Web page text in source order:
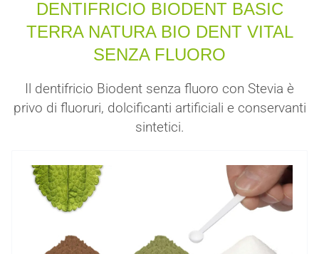
DENTIFRICIO BIODENT BASIC
TERRA NATURA BIO DENT VITAL
SENZA FLUORO
Il dentifricio Biodent senza fluoro con Stevia è
privo di fluoruri, dolcificanti artificiali e conservanti
sintetici.